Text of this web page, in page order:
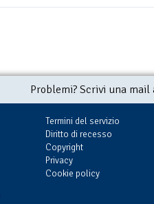
Problemi? Scrivi una
Termini del servizio
Diritto di recesso
Copyright
Privacy
Cookie policy